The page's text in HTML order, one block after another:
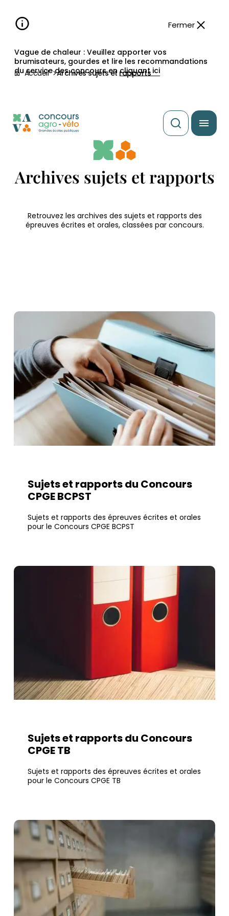
principale
principal
d'accessibilité
de
page
Vague de chaleur : Veuillez apporter vos
brumisateurs, gourdes et lire les recommandations
du service des concours en cliquant ici
Fermer
Accueil Archives sujets et rapports
Archives sujets et rapports
Retrouvez les archives des sujets et rapports des
épreuves écrites et orales, classées par concours.
Contenus de la rubrique
Sujets et rapports du Concours
CPGE BCPST
Sujets et rapports des épreuves écrites et orales
pour le Concours CPGE BCPST
Sujets et rapports du Concours
CPGE TB
Sujets et rapports des épreuves écrites et orales
pour le Concours CPGE TB